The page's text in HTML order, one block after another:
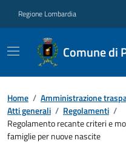
Regione Lombardia
Comune di
Home / Amministrazione
Atti generali / Regolamenti /
Regolamento recante criteri e
famiglie per nuove nascite